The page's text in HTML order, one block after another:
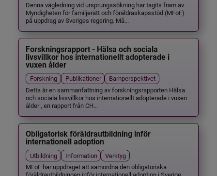
Denna vägledning vid ursprungssökning har tagits fram av
Myndigheten för familjerätt och föräldraskapsstöd (MFoF)
på uppdrag av Sveriges regering. Må...
Forskningsrapport - Hälsa och sociala
livsvillkor hos internationellt adopterade i
vuxen ålder
Forskning Publikationer
Barnperspektivet
Detta är en sammanfattning av forskningsrapporten Hälsa
och sociala livsvillkor hos internationellt adopterade i vuxen
ålder , en rapport från CH...
Obligatorisk föräldrautbildning inför
internationell adoption
Utbildning Information
Verktyg
MFoF har uppdraget att samordna den obligatoriska